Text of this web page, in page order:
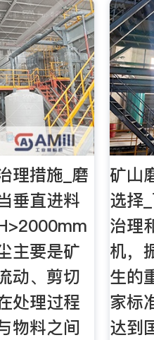
理措施_磨
垂直进料
主要是矿
动、剪切
处理过程
物料之间
矿山
选择
治理
机，
生的
家标
达到